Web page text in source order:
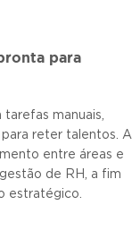
para
manuais,
reter talentos. A
entre áreas e
de RH, a fim
estratégico.